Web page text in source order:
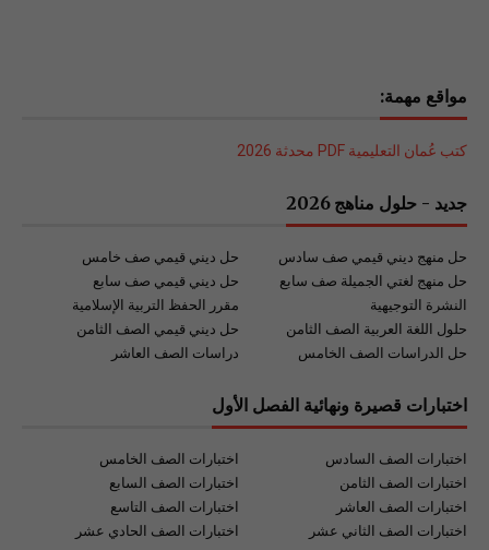
مواقع مهمة:
كتب عُمان التعليمية PDF محدثة 2026
جديد - حلول مناهج 2026
حل ديني قيمي صف خامس
حل منهج ديني قيمي صف سادس
حل ديني قيمي صف سابع
حل منهج لغتي الجميلة صف سابع
مقرر الحفظ التربية الإسلامية
النشرة التوجيهية
حل ديني قيمي الصف الثامن
حلول اللغة العربية الصف الثامن
دراسات الصف العاشر
حل الدراسات الصف الخامس
اختبارات قصيرة ونهائية الفصل الأول
اختبارات الصف الخامس
اختبارات الصف السادس
اختبارات الصف السابع
اختبارات الصف الثامن
اختبارات الصف التاسع
اختبارات الصف العاشر
اختبارات الصف الحادي عشر
اختبارات الصف الثاني عشر